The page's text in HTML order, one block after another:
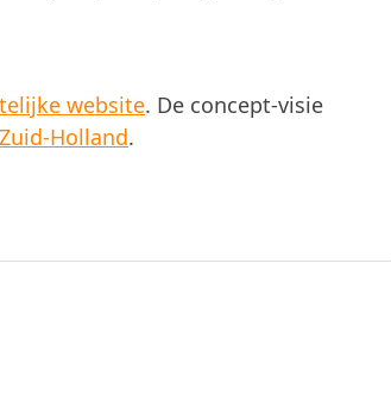
website. De concept-visie
Holland.